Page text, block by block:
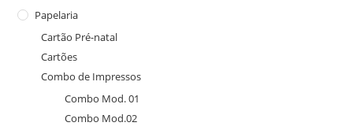
Papelaria
Cartão Pré-natal
Cartões
Combo de Impressos
Combo Mod. 01
Combo Mod.02